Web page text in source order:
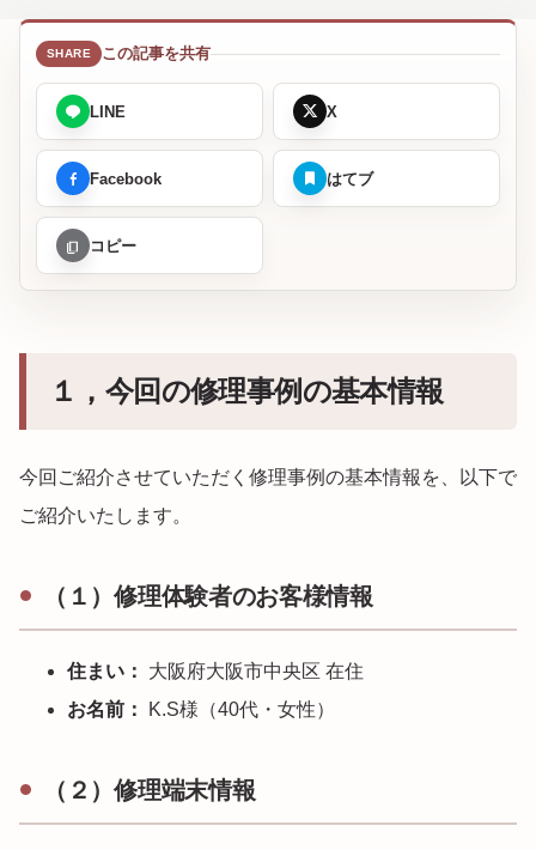
この記事を共有
LINE X
Facebook はてブ
コピー
１，今回の修理事例の基本情報
今回ご紹介させていただく修理事例の基本情報を、以下で
ご紹介いたします。
（１）修理体験者のお客様情報
住まい：
大阪府大阪市中央区 在住
お名前：
K.S様（40代・女性）
（２）修理端末情報